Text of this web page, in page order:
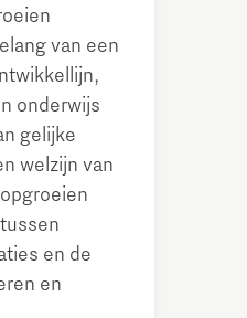
van een
onderwijs
gelijke
welzijn van
en de
en